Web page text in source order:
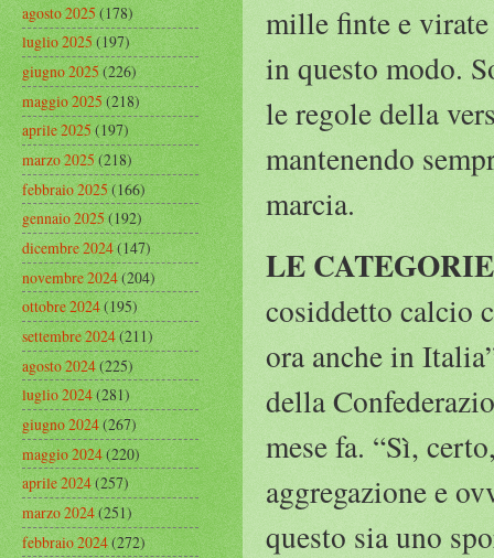
mille finte e
in questo modo.
le regole della
mantenendo
marcia.
LE
cosiddetto calcio
ora anche in
della
mese fa. “Sì,
aggregazione e
questo sia uno
agosto 2025(178)
luglio 2025(197)
giugno 2025(226)
maggio 2025(218)
aprile 2025(197)
marzo 2025(218)
febbraio 2025(166)
gennaio 2025(192)
dicembre 2024(147)
novembre 2024(204)
ottobre 2024(195)
settembre 2024(211)
agosto 2024(225)
luglio 2024(281)
giugno 2024(267)
maggio 2024(220)
aprile 2024(257)
marzo 2024(251)
febbraio 2024(272)